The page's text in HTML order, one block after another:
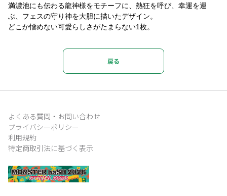
満濃池にも伝わる龍神様をモチーフに、熱狂を呼び、幸運を運
ぶ、フェスの守り神を大胆に描いたデザイン。
どこか憎めない可愛らしさがたまらない1枚。
戻る
よくある質問・お問い合わせ
プライバシーポリシー
利用規約
特定商取引法に基づく表示